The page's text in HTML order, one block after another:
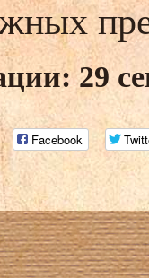
29
Facebook